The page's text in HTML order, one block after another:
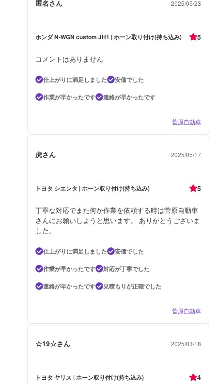
匿名さん 2025/05/23
ホンダ N-WGN custom JH1 | ホーン取り付け(持ち込み) 5
コメントはありません
仕上がりに満足しました
安価でした
作業が早かったです
連絡が早かったです
菅原自動車
虎さん 2025/05/17
トヨタ シエンタ | ホーン取り付け(持ち込み) 5
丁寧な対応でまた何か作業を依頼する時は菅原自動車
さんにお願いしようと思います。 ありがとうございま
した。
仕上がりに満足しました
安価でした
作業が早かったです
対応が丁寧でした
連絡が早かったです
見積もりが正確でした
菅原自動車
☆19☆さん 2025/03/18
トヨタ ヤリス | ホーン取り付け(持ち込み) 4